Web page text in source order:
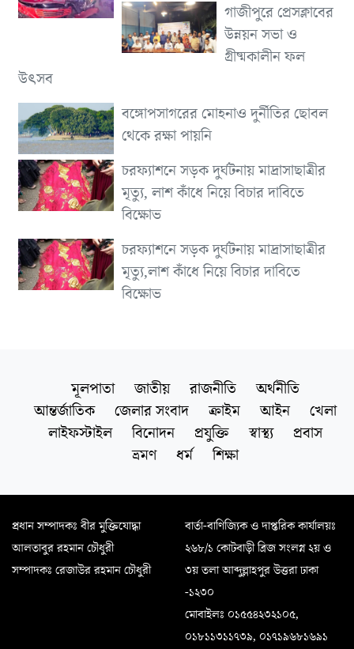
গাজীপুরে প্রেসক্লাবের
উন্নয়ন সভা ও
গ্রীষ্মকালীন ফল
উৎসব
বঙ্গোপসাগরের মোহনাও দুর্নীতির ছোবল
থেকে রক্ষা পায়নি
চরফ্যাশনে সড়ক দুর্ঘটনায় মাদ্রাসাছাত্রীর
মৃত্যু, লাশ কাঁধে নিয়ে বিচার দাবিতে
বিক্ষোভ
চরফ্যাশনে সড়ক দুর্ঘটনায় মাদ্রাসাছাত্রীর
মৃত্যু,লাশ কাঁধে নিয়ে বিচার দাবিতে
বিক্ষোভ
মূলপাতা জাতীয় রাজনীতি
অর্থনীতি
আন্তর্জাতিক
জেলার সংবাদ ক্রাইম আইন
খেলা
লাইফস্টাইল
বিনোদন প্রযুক্তি স্বাস্থ্য
প্রবাস
ভ্রমণ
ধর্ম শিক্ষা
প্রধান সম্পাদকঃ বীর মুক্তিযোদ্ধা
আলতাবুর রহমান চৌধুরী
সম্পাদকঃ রেজাউর রহমান চৌধুরী
বার্তা-বাণিজ্যিক ও দাপ্তরিক কার্যালয়ঃ
২৬৮/১ কোটবাড়ী ব্রিজ সংলগ্ন ২য় ও
৩য় তলা আব্দুল্লাহপুর উত্তরা ঢাকা
-১২৩০
মোবাইলঃ ০১৫৫৪২৩২১০৫,
০১৮১১৩১১৭৩৯, ০১৭১৯৬৮১৬৯১